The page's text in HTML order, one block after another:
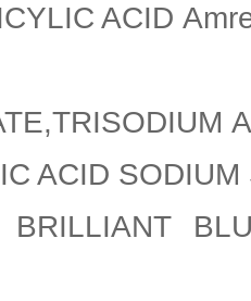
ACID
ACID
BRILLIANT